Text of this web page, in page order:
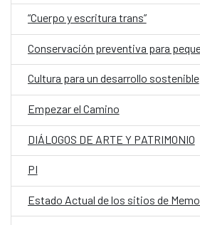
“Cuerpo y escritura trans”
Cultura para un desarrollo sostenible
Empezar el Camino
DIÁLOGOS DE ARTE Y PATRIMONIO
PI